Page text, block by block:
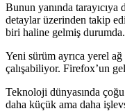
Bunun yanında
detaylar üzerinden takip
biri haline gelmiş
Yeni sürüm ayrıca yerel
çalışabiliyor. Firefox’un
Teknoloji dünyasında
daha küçük ama daha